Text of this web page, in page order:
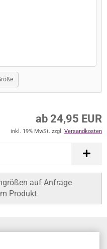
ab 24,95 EUR
inkl. 19% MwSt. zzgl. Versandkosten
auf Anfrage
Produkt